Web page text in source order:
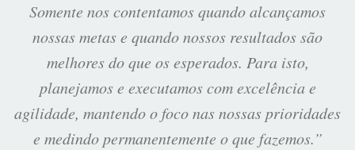
Somente nos contentamos quando alcançamos
nossas metas e quando nossos resultados são
melhores do que os esperados. Para isto,
planejamos e executamos com excelência e
agilidade, mantendo o foco nas nossas prioridades
e medindo permanentemente o que fazemos.”